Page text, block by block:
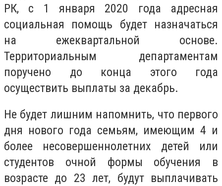
РК, с 1 января 2020 года адресная
социальная помощь будет назначаться
на ежеквартальной основе.
Территориальным департаментам
поручено до конца этого года
осуществить выплаты за декабрь.
Не будет лишним напомнить, что первого
дня нового года семьям, имеющим 4 и
более несовершеннолетних детей или
студентов очной формы обучения в
возрасте до 23 лет, будут выплачивать